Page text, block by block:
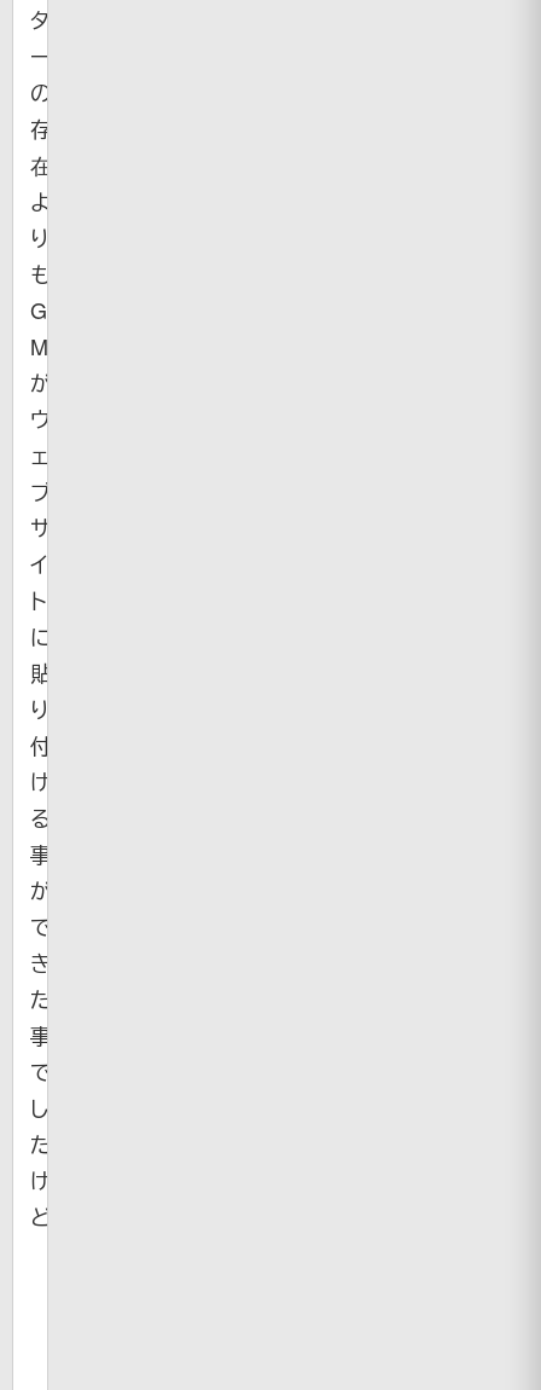
タ
ー
の
存
在
よ
り
も
Google
Maps
が
ウ
ェ
ブ
サ
イ
ト
に
貼
り
付
け
る
事
が
で
き
た
事
で
し
た
け
ど。